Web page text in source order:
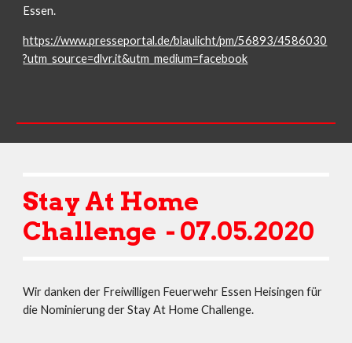
Essen.
https://www.presseportal.de/blaulicht/pm/56893/4586030
?utm_source=dlvr.it&utm_medium=facebook
Stay At Home
Challenge  - 07.05.2020
Wir danken der Freiwilligen Feuerwehr Essen Heisingen für
die Nominierung der Stay At Home Challenge.